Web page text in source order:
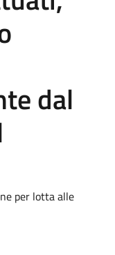
dal
per lotta alle